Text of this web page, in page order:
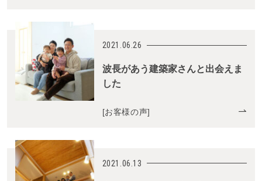
2021.06.26
波長があう建築家さんと出会えま
した
[お客様の声]
2021.06.13